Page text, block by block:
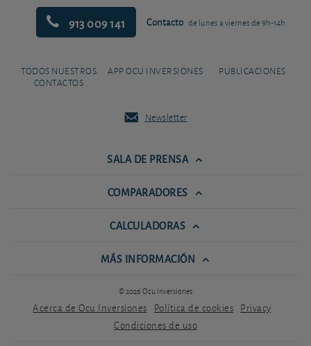
913 009 141 Contacto de lunes a viernes de 9h-14h
TODOS NUESTROS
CONTACTOS
APP OCU INVERSIONES PUBLICACIONES
Newsletter
SALA DE PRENSA
COMPARADORES
CALCULADORAS
MÁS INFORMACIÓN
© 2026 Ocu Inversiones
Acerca de Ocu Inversiones Política de cookies Privacy
Condiciones de uso